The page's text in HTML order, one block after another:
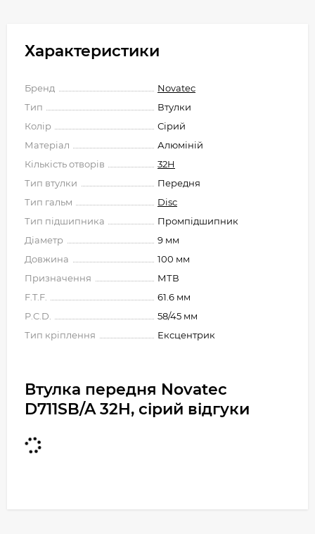
Характеристики
Бренд
Novatec
Тип
Втулки
Колір
Сірий
Матеріал
Алюміній
Кількість отворів
32H
Тип втулки
Передня
Тип гальм
Disc
Тип підшипника
Промпідшипник
Діаметр
9 мм
Довжина
100 мм
Призначення
МТВ
F.T.F.
61.6 мм
P.C.D.
58/45 мм
Тип кріплення
Ексцентрик
Втулка передня Novatec
D711SB/A 32H, сірий відгуки